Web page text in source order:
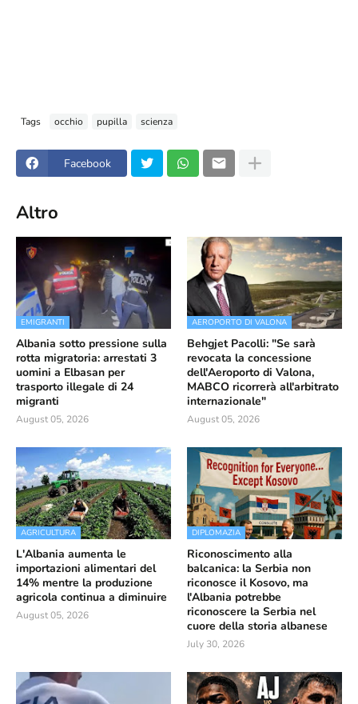
Tags occhio pupilla scienza
Facebook
Altro
EMIGRANTI
Albania sotto pressione sulla
rotta migratoria: arrestati 3
uomini a Elbasan per
trasporto illegale di 24
migranti
August 05, 2026
AEROPORTO DI VALONA
Behgjet Pacolli: "Se sarà
revocata la concessione
dell'Aeroporto di Valona,
MABCO ricorrerà all'arbitrato
internazionale"
August 05, 2026
AGRICULTURA
L'Albania aumenta le
importazioni alimentari del
14% mentre la produzione
agricola continua a diminuire
August 05, 2026
DIPLOMAZIA
Riconoscimento alla
balcanica: la Serbia non
riconosce il Kosovo, ma
l'Albania potrebbe
riconoscere la Serbia nel
cuore della storia albanese
July 30, 2026